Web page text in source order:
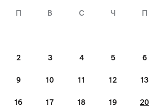
П В С Ч П
2 3 4 5 6
9 10 11 12 13
16 17 18 19 20